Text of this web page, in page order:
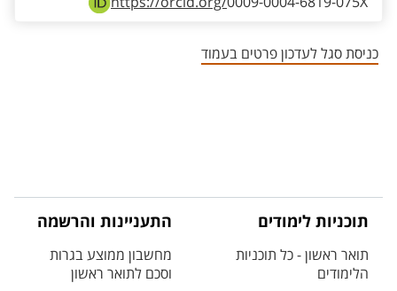
כניסת סגל לעדכון פרטים בעמוד
תוכניות לימודים
תואר ראשון - כל תוכניות
הלימודים
התעניינות והרשמה
מחשבון ממוצע בגרות
וסכם לתואר ראשון